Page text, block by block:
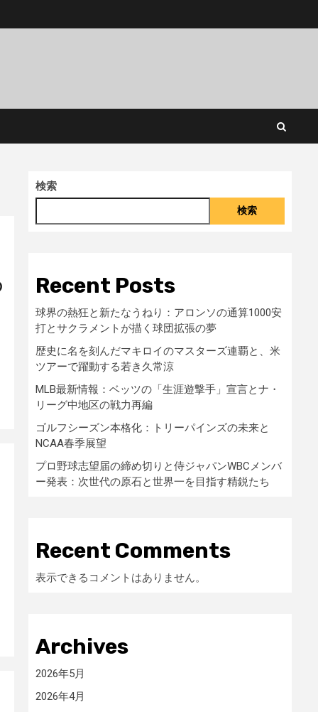
検索
検索
Recent Posts
球界の熱狂と新たなうねり：アロンソの通算1000安
打とサクラメントが描く球団拡張の夢
歴史に名を刻んだマキロイのマスターズ連覇と、米
ツアーで躍動する若き久常涼
MLB最新情報：ベッツの「生涯遊撃手」宣言とナ・
リーグ中地区の戦力再編
ゴルフシーズン本格化：トリーパインズの未来と
NCAA春季展望
プロ野球志望届の締め切りと侍ジャパンWBCメンバ
ー発表：次世代の原石と世界一を目指す精鋭たち
Recent Comments
表示できるコメントはありません。
Archives
2026年5月
2026年4月